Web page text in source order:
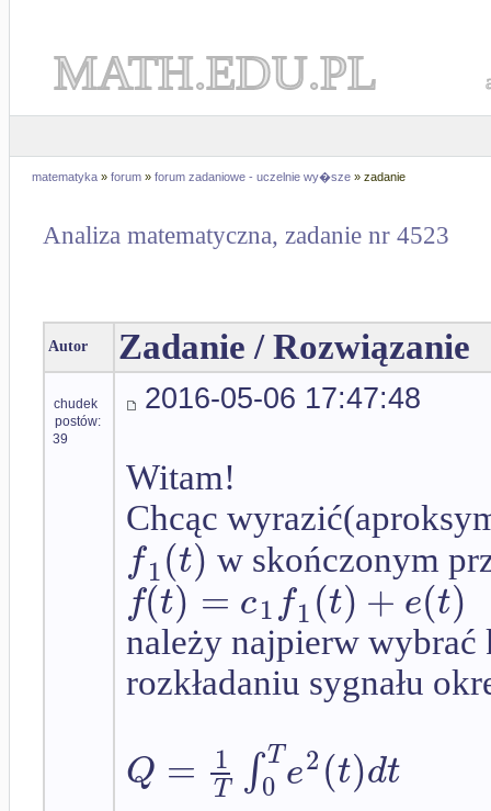
MATH.EDU.PL
matematyka » forum » forum zadaniowe - uczelnie wy�sze » zadanie
Analiza matematyczna, zadanie nr 4523
Autor Zadanie / Rozwiązanie
chudek
postów:
39
2016-05-06 17:47:48
Witam!
Chcąc
f1(t) w skończonym
f(t) = c1f1(t) +e(t)
należy najpierw wybrać
rozkładaniu sygnału
Q = 1
T ∫ T
0 e2(t)dt